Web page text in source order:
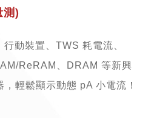
測)
動裝置、TWS 耗電流、
ReRAM、DRAM 等新興
輕鬆顯示動態 pA 小電流！